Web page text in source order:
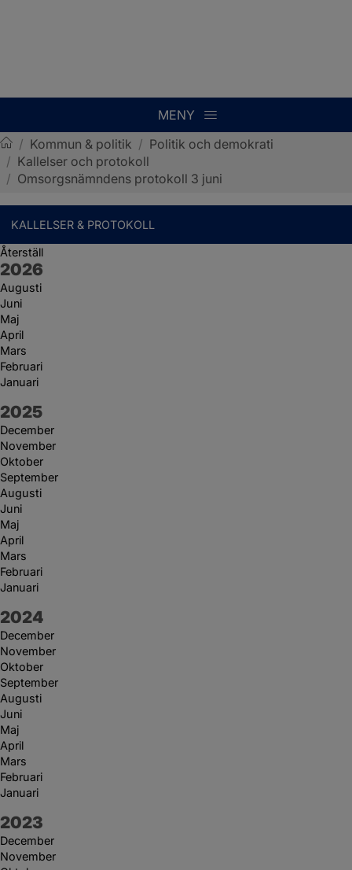
MENY
Sotenäs kommun
/ Kommun & politik / Politik och demokrati
/ Kallelser och protokoll
/ Omsorgsnämndens protokoll 3 juni
KALLELSER & PROTOKOLL
Återställ
År:
2026
Augusti
Juni
Maj
April
Mars
Februari
Januari
År:
2025
December
November
Oktober
September
Augusti
Juni
Maj
April
Mars
Februari
Januari
År:
2024
December
November
Oktober
September
Augusti
Juni
Maj
April
Mars
Februari
Januari
År:
2023
December
November